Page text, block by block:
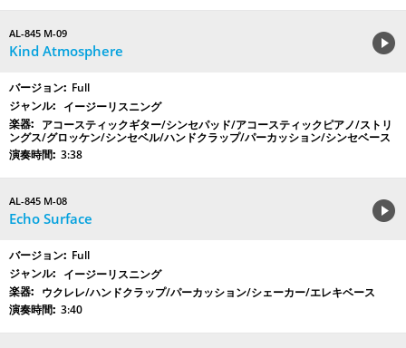
AL-845 M-09
Kind Atmosphere
Full
イージーリスニング
アコースティックギター/シンセパッド/アコースティックピアノ/ストリ
ングス/グロッケン/シンセベル/ハンドクラップ/パーカッション/シンセベース
3:38
AL-845 M-08
Echo Surface
Full
イージーリスニング
ウクレレ/ハンドクラップ/パーカッション/シェーカー/エレキベース
3:40